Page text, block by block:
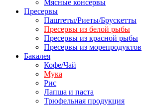
Мясные консервы
Пресервы
Паштеты/Риеты/Брускетты
Пресервы из белой рыбы
Пресервы из красной рыбы
Пресервы из морепродуктов
Бакалея
Кофе/Чай
Мука
Рис
Лапша и паста
Трюфельная продукция